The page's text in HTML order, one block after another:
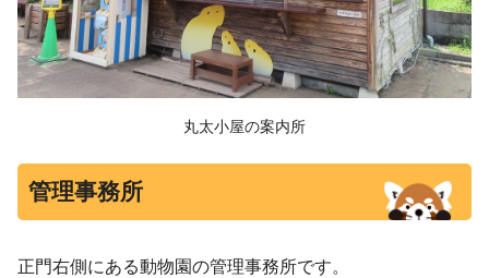
丸太小屋の案内所
管理事務所
正門右側にある動物園の管理事務所です。